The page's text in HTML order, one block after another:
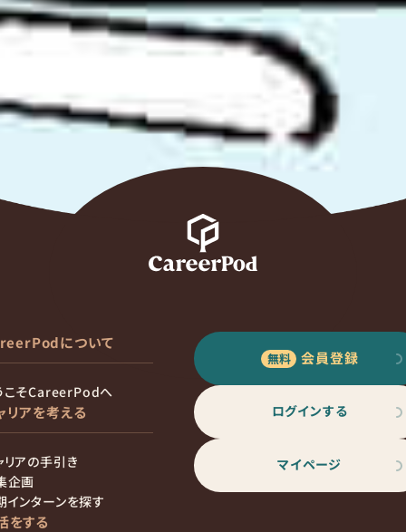
について
こそCareerPodへ
リアを考える
リアの手引き
企画
インターンを探す
をする
会員登録
ログインする
マイページ